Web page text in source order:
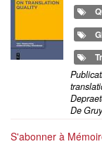
De
S'abonner à